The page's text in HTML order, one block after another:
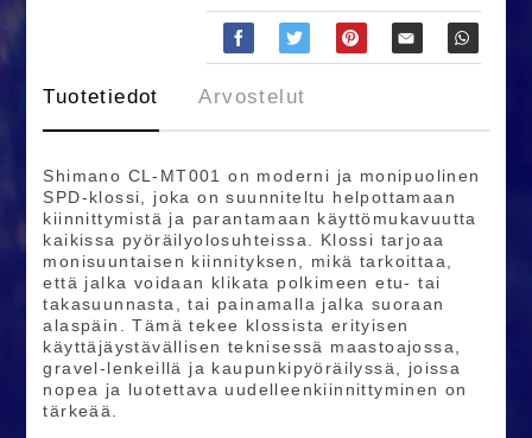
Tuotetiedot Arvostelut
Shimano CL-MT001 on moderni ja monipuolinen
SPD-klossi, joka on suunniteltu helpottamaan
kiinnittymistä ja parantamaan käyttömukavuutta
kaikissa pyöräilyolosuhteissa. Klossi tarjoaa
monisuuntaisen kiinnityksen, mikä tarkoittaa,
että jalka voidaan klikata polkimeen etu- tai
takasuunnasta, tai painamalla jalka suoraan
alaspäin. Tämä tekee klossista erityisen
käyttäjäystävällisen teknisessä maastoajossa,
gravel-lenkeillä ja kaupunkipyöräilyssä, joissa
nopea ja luotettava uudelleenkiinnittyminen on
tärkeää.